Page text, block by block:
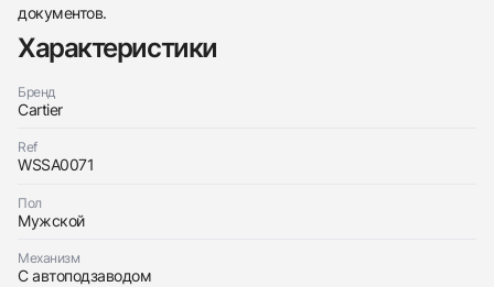
документов.
Характеристики
Бренд
Cartier
Ref
WSSA0071
Пол
Мужской
Механизм
С автоподзаводом
Трейд-ин часов